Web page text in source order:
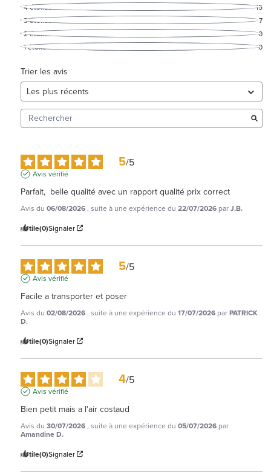
4étoiles
15
3étoiles
7
2étoiles
0
1étoile 0
Trier les avis
5/5
Avis vérifié
Parfait,  belle qualité avec un rapport qualité prix correct
Avis du 06/08/2026, suite à une expérience du 22/07/2026 parJ.B.
Utile(0)Signaler
5/5
Avis vérifié
Facile a transporter et poser
Avis du 02/08/2026, suite à une expérience du 17/07/2026 parPATRICK
D.
Utile(0)Signaler
4/5
Avis vérifié
Bien petit mais a l'air costaud
Avis du 30/07/2026, suite à une expérience du 05/07/2026 par
Amandine D.
Utile(0)Signaler